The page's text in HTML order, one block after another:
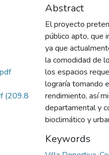
(209.8
Abstract
El proyecto
público apto, que
ya que
la comodidad de
los espacios
lograría tomando
rendimiento, así
departamental y
bioclimático y
Keywords